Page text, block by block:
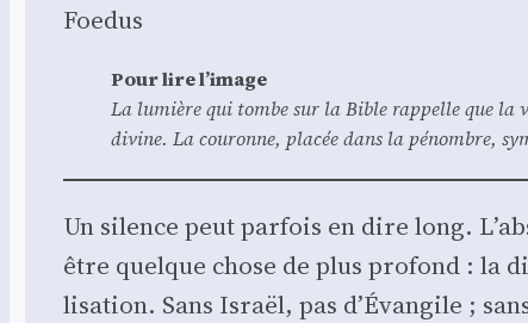
Foe­dus
Pour lire l’i­mage
La lumière qui tombe sur la Bible rap­pelle que
divine. La cou­ronne, pla­cée dans la pénombre,
Un silence peut par­fois en dire long.
être quelque chose de plus pro­fond : la
li­sa­tion. Sans Israël, pas d’Évangile ;